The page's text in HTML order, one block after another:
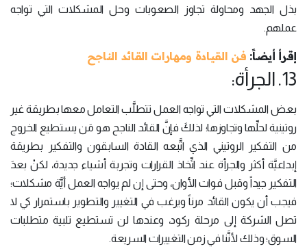
بذل الجهد ومحاولة تجاوز الصعوبات وحل المشكلات التي تواجه
عملهم.
إقرأ أيضاً: فن القيادة ومهارات القائد الناجح
13. الجرأة:
بعض المشكلات التي تواجه العمل تتطلَّب التعامل معها بطريقة غير
روتينية لحلِّها وتجاوزها؛ لذلكَ فإنَّ القائد الناجح هو مَن يستطيع الخروج
من التفكير الروتيني الذي اتَّبعه القادة السابقون والتفكير بطريقة
إبداعيَّة أكثر والجرأة عند اتِّخاذ القرارات وتجربة أشياء جديدة، لكنْ بعدَ
التفكير جيداً وقبل فوات الأوان، وحتى إن لم يواجه العمل أيَّة مشكلات؛
فيجب أن يكون القائد مرناً ويرغب في التغيير والتطوير باستمرار كي لا
تصل الشركة إلى مرحلة ركود، وعندها لن تستطيع تلبية متطلبات
السوق؛ وذلك لأنَّنا في زمن التغييرات السريعة.